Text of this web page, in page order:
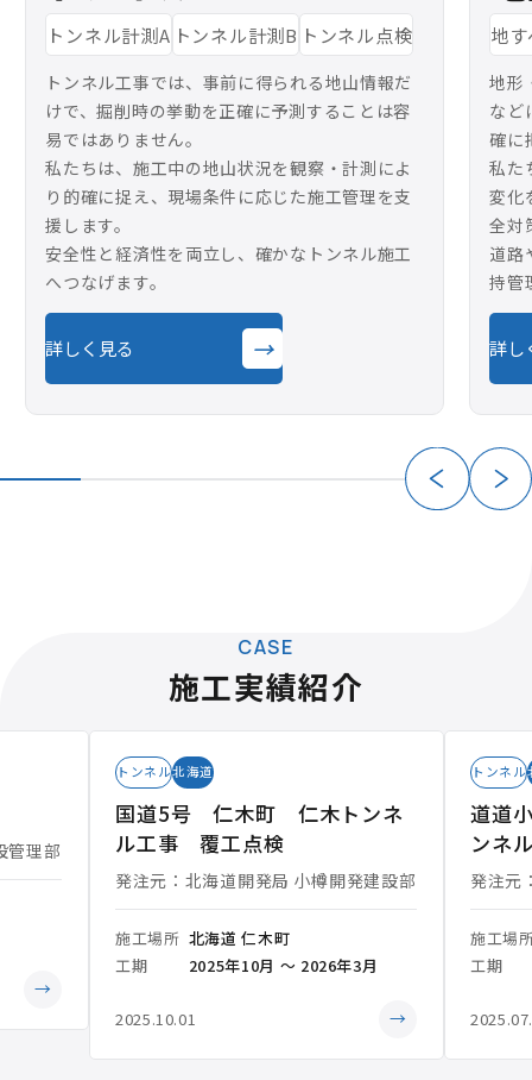
トンネル計測A トンネル計測B トンネル点検
トンネル工事では、事前に得られる地山情報だ
けで、掘削時の挙動を正確に予測することは容
易ではありません。
私たちは、施工中の地山状況を観察・計測によ
り的確に捉え、現場条件に応じた施工管理を支
援します。
安全性と経済性を両立し、確かなトンネル施工
へつなげます。
詳しく見る →
地
地形
など
確に
私た
変化
全対
道路
持管
詳し
CASE
施工実績紹介
管理部
→
トンネル北海道
国道5号 仁木町 仁木トンネ
ル工事 覆工点検
発注元：北海道開発局 小樽開発建設部
施工場所 北海道 仁木町
工期
2025年10月 ～ 2026年3月
2025.10.01 →
トンネル
道道
ンネ
発注元
施工場
工期